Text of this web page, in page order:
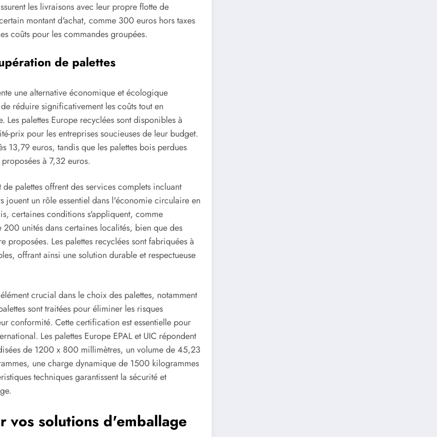
les livraisons avec leur propre flotte de
montant d'achat, comme 300 euros hors taxes
coûts pour les commandes groupées.
de palettes
une alternative économique et écologique
réduire significativement les coûts tout en
palettes Europe recyclées sont disponibles à
prix pour les entreprises soucieuses de leur budget.
13,79 euros, tandis que les palettes bois perdues
à 7,32 euros.
palettes offrent des services complets incluant
jouent un rôle essentiel dans l'économie circulaire en
certaines conditions s'appliquent, comme
unités dans certaines localités, bien que des
proposées. Les palettes recyclées sont fabriquées à
offrant ainsi une solution durable et respectueuse
crucial dans le choix des palettes, notamment
sont traitées pour éliminer les risques
conformité. Cette certification est essentielle pour
Les palettes Europe EPAL et UIC répondent
de 1200 x 800 millimètres, un volume de 45,23
une charge dynamique de 1500 kilogrammes
techniques garantissent la sécurité et
vos solutions d'emballage